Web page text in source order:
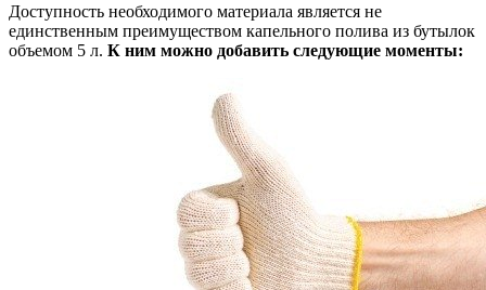
Доступность необходимого материала является не
единственным преимуществом капельного полива из бутылок
объемом 5 л. К ним можно добавить следующие моменты: